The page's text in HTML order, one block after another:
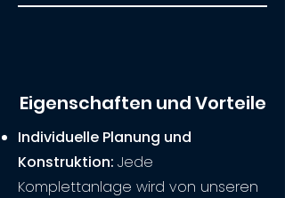
Eigenschaften und Vorteile
Individuelle Planung und
Konstruktion: Jede
Komplettanlage wird von unseren